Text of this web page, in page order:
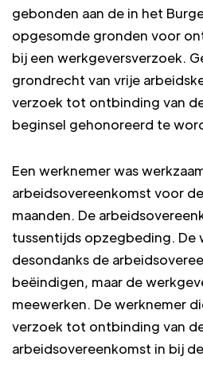
gebonden aan de in het
opgesomde gronden voor
bij een werkgeversverzoek.
grondrecht van vrije
verzoek tot ontbinding van
beginsel gehonoreerd te
Een werknemer was
arbeidsovereenkomst voor
maanden. De
tussentijds opzegbeding. De
desondanks de
beëindigen, maar de
meewerken. De werknemer
verzoek tot ontbinding van
arbeidsovereenkomst in bij